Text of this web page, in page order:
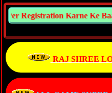
Karne Ke Baad
RAJ SHREE